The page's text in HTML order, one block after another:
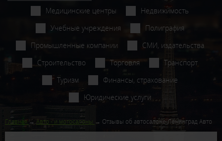
Медицинские центры
Недвижимость
Учебные учреждения
Полиграфия
Промышленные компании
СМИ, издательства
Строительство
Торговля
Транспорт
Туризм
Финансы, страхование
Юридические услуги
Главная Авто - и мотосалоны Отзывы об автосалоне Ленинград Авто